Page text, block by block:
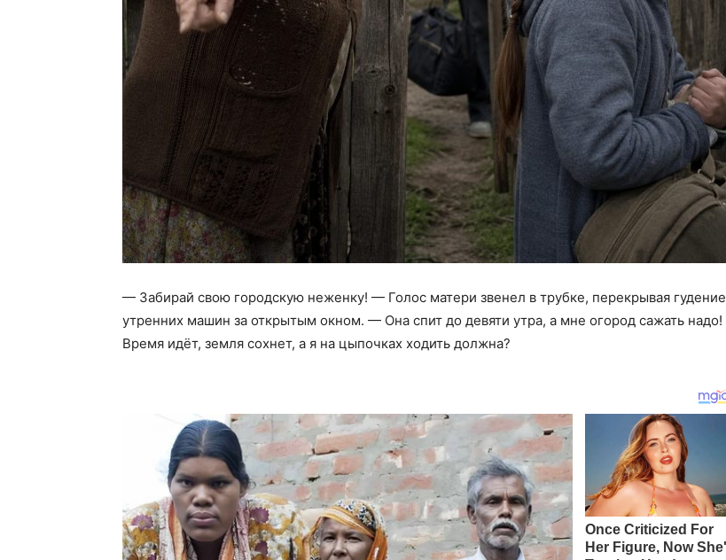
— Забирай свою городскую неженку! — Голос матери звенел в трубке, перекрывая гудение
утренних машин за открытым окном. — Она спит до девяти утра, а мне огород сажать надо!
Время идёт, земля сохнет, а я на цыпочках ходить должна?